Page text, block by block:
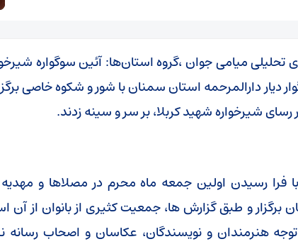
تحلیلی میامی جوان ،گروه استان‌ها: آئین سوگواره
دیار دارالمرحمه استان سمنان با شور و شکوه خاصی
رسای شیرخواره شهید کربلا، بر سر و سینه زدند.
فرا رسیدن اولین جمعه ماه محرم در مصلاها و
و طبق گزارش ها، جمعیت کثیری از بانوان از آن
هنرمندان و نویسندگان، عکاسان و اصحاب رسانه
متکی باشیم و برادری
پزشکیان: خدمت بی‌منت و
مشکلات کشور است